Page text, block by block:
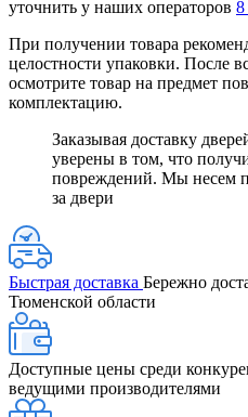
уточнить у наших операторов 8
При получении товара
целостности упаковки. После
осмотрите товар на предмет
комплектацию.
Заказывая доставку
уверены в том, что
повреждений. Мы несем
за двери
Быстрая доставка Бережно
Тюменской области
Доступные цены среди
ведущими производителями